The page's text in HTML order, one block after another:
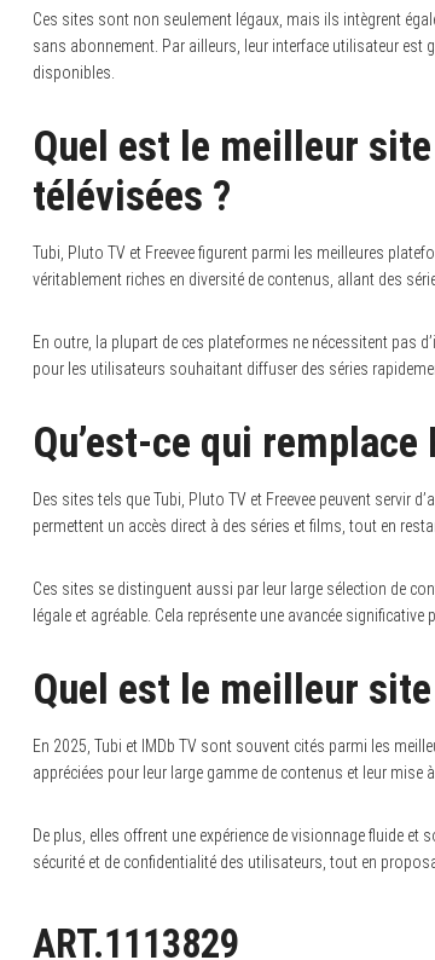
Ces sites sont non seulement légaux, mais ils intègrent
sans abonnement. Par ailleurs, leur interface utilisateur est
disponibles.
Quel est le meilleur
télévisées ?
Tubi, Pluto TV et Freevee figurent parmi les meilleures
véritablement riches en diversité de contenus, allant des
En outre, la plupart de ces plateformes ne nécessitent pas
pour les utilisateurs souhaitant diffuser des séries
Qu’est-ce qui
Des sites tels que Tubi, Pluto TV et Freevee peuvent servir
permettent un accès direct à des séries et films, tout en
Ces sites se distinguent aussi par leur large sélection de
légale et agréable. Cela représente une avancée
Quel est le meilleur
En 2025, Tubi et IMDb TV sont souvent cités parmi les
appréciées pour leur large gamme de contenus et leur mise
De plus, elles offrent une expérience de visionnage fluide
sécurité et de confidentialité des utilisateurs, tout en
ART.1113829